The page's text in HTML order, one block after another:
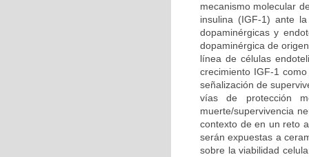
mecanismo molecular
insulina (IGF-1) ante
dopaminérgicas y
dopaminérgica de
línea de células
crecimiento IGF-1
señalización de
vías de protección
muerte/supervivencia
contexto de en un reto
serán expuestas a
sobre la viabilidad